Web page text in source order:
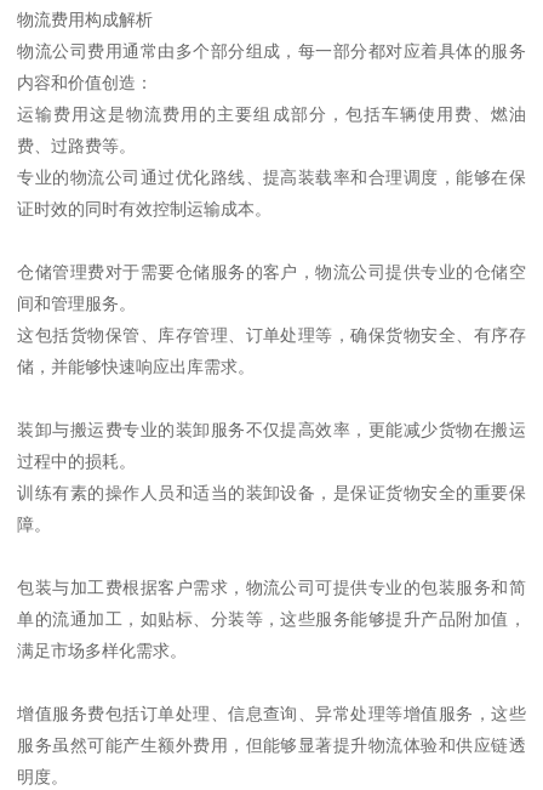
物流费用构成解析
物流公司费用通常由多个部分组成，每一部分都对应着具体的服务
内容和价值创造：
运输费用这是物流费用的主要组成部分，包括车辆使用费、燃油
费、过路费等。
专业的物流公司通过优化路线、提高装载率和合理调度，能够在保
证时效的同时有效控制运输成本。
仓储管理费对于需要仓储服务的客户，物流公司提供专业的仓储空
间和管理服务。
这包括货物保管、库存管理、订单处理等，确保货物安全、有序存
储，并能够快速响应出库需求。
装卸与搬运费专业的装卸服务不仅提高效率，更能减少货物在搬运
过程中的损耗。
训练有素的操作人员和适当的装卸设备，是保证货物安全的重要保
障。
包装与加工费根据客户需求，物流公司可提供专业的包装服务和简
单的流通加工，如贴标、分装等，这些服务能够提升产品附加值，
满足市场多样化需求。
增值服务费包括订单处理、信息查询、异常处理等增值服务，这些
服务虽然可能产生额外费用，但能够显著提升物流体验和供应链透
明度。